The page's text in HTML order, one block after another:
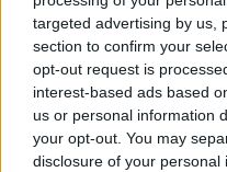
targeted advertising by us,
section to confirm your
opt-out request is
interest-based ads based
us or personal information
your opt-out. You may
disclosure of your
biztos abban, hogy
az olaj árfolyama. A
legnagyobb
energiaszektor, de
alacsonyabb olajár
felfogható és